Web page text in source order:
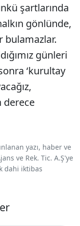
şartlarında
gönlünde,
bulamazlar.
günleri
‘kurultay
derece
yazı, haber ve
ve Rek. Tic. A.Ş'ye
dahi iktibas